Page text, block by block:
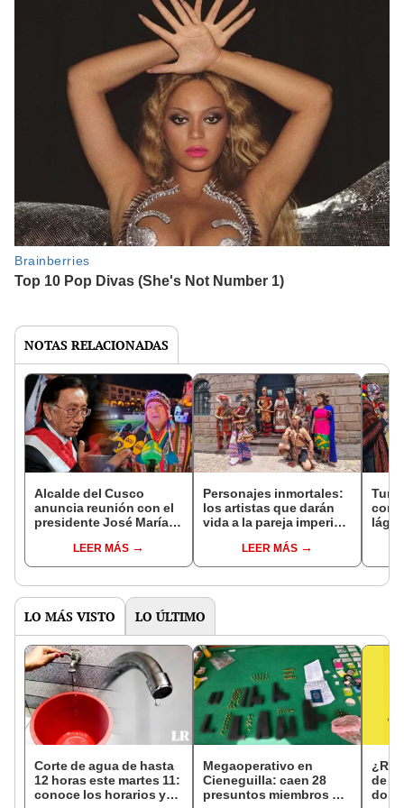
NOTAS RELACIONADAS
Alcalde del Cusco
anuncia reunión con el
presidente José María
Inti RaymiLEER MÁS
Personajes inmortales:
los artistas que darán
vida a la pareja imperial
LEER MÁS
LO MÁS VISTO LO ÚLTIMO
Corte de agua de hasta
12 horas este martes 11:
conoce los horarios y
Megaoperativo en
Cieneguilla: caen 28
presuntos miembros del
de